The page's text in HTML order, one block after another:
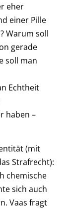
eher
einer Pille
Warum soll
gerade
soll man
Echtheit
haben –
(mit
Strafrecht):
chemische
sich auch
Vaas fragt